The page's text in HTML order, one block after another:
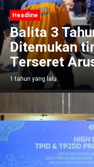
Headline
Balita 3
Ditemukan
Terseret
1 tahun yang lalu